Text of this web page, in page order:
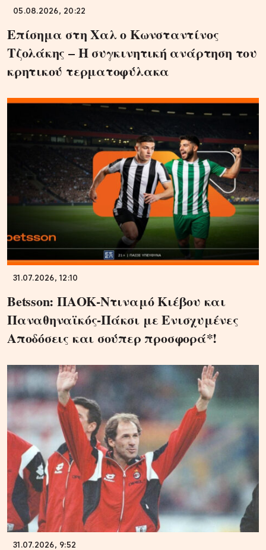
05.08.2026, 20:22
Επίσημα στη Χαλ ο Κωνσταντίνος
Τζολάκης – Η συγκινητική ανάρτηση του
κρητικού τερματοφύλακα
31.07.2026, 12:10
Betsson: ΠΑΟΚ-Ντιναμό Κιέβου και
Παναθηναϊκός-Πάκσι με Ενισχυμένες
Αποδόσεις και σούπερ προσφορά*!
31.07.2026, 9:52